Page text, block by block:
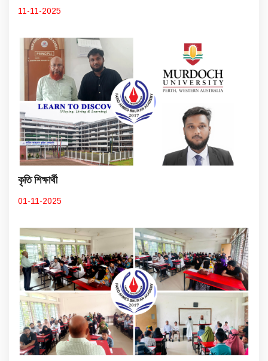
11-11-2025
কৃতি শিক্ষার্থী
01-11-2025